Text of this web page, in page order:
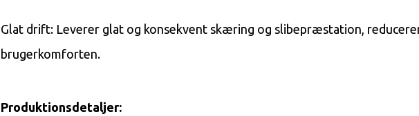
Glat drift: Leverer glat og konsekvent skæring og slibepræstation,
brugerkomforten.
Produktionsdetaljer: